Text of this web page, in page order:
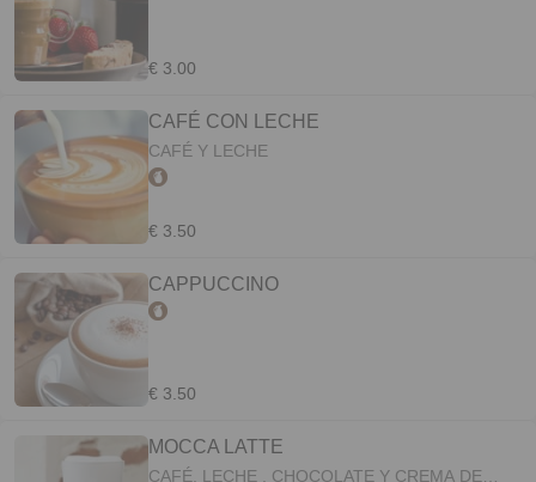
€ 3.00
CAFÉ CON LECHE
CAFÉ Y LECHE
€ 3.50
CAPPUCCINO
€ 3.50
MOCCA LATTE
CAFÉ, LECHE , CHOCOLATE Y CREMA DE